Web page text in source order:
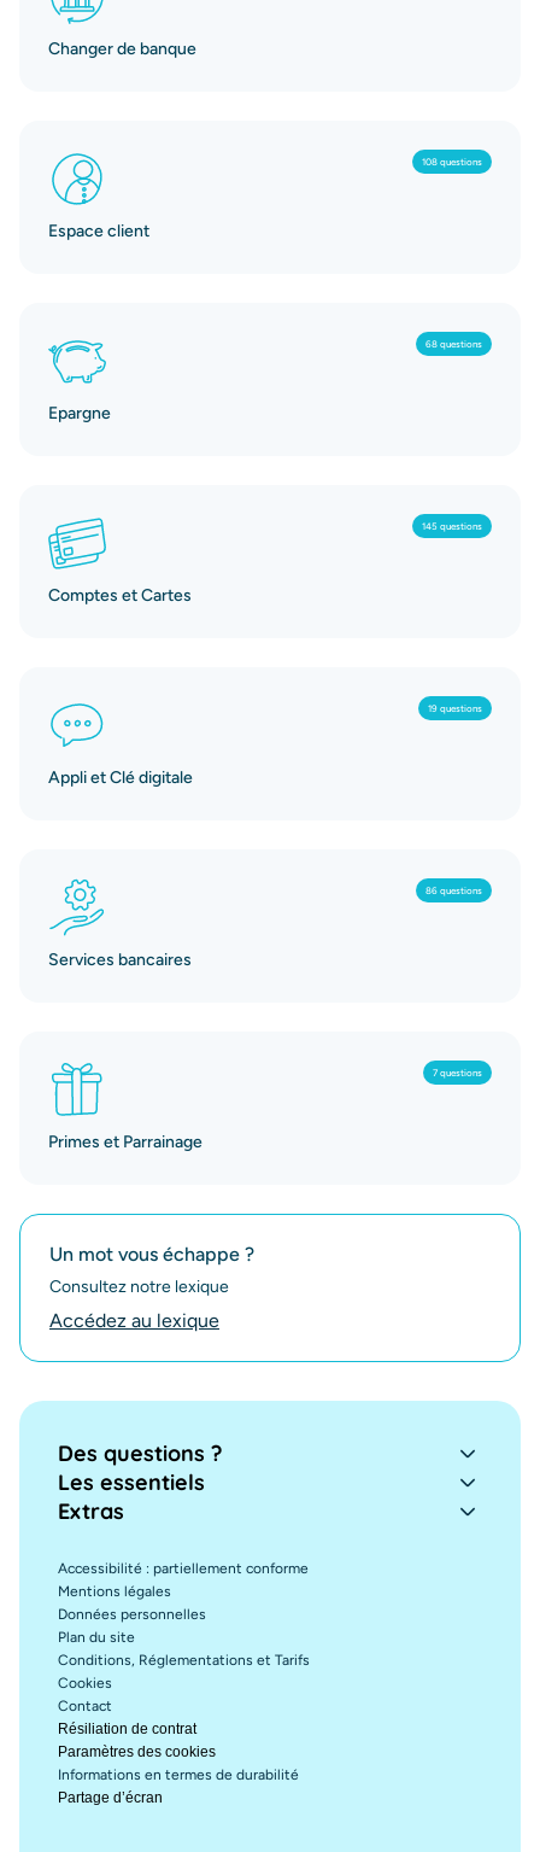
Changer de banque
108 questions
Espace client
68 questions
Epargne
145 questions
Comptes et Cartes
19 questions
Appli et Clé digitale
86 questions
Services bancaires
7 questions
Primes et Parrainage
Un mot vous échappe ?
Consultez notre lexique
Accédez au lexique
Des questions ?
Les essentiels
Extras
Accessibilité : partiellement conforme
Mentions légales
Données personnelles
Plan du site
Conditions, Réglementations et Tarifs
Cookies
Contact
Résiliation de contrat
Paramètres des cookies
Informations en termes de durabilité
Partage d’écran